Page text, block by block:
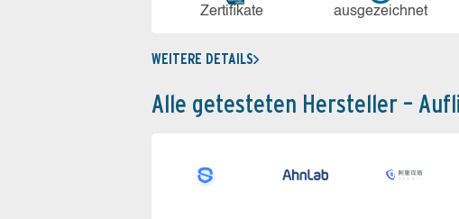
Zerti­fikate aus­ge­zeich­net
WEITERE DETAILS
Alle getesteten Hersteller –